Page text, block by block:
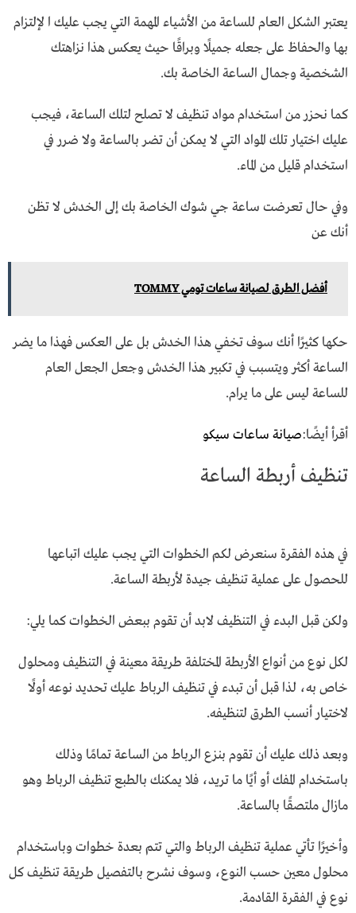
يعتبر الشكل العام للساعة من الأشياء المهمة التي يجب عليك ا لإلتزام
بها والحفاظ على جعله جميلًا وبراقًا حيث يعكس هذا نزاهتك
الشخصية وجمال الساعة الخاصة بك.
كما نحزر من استخدام مواد تنظيف لا تصلح لتلك الساعة، فيجب
عليك اختيار تلك المواد التي لا يمكن أن تضر بالساعة ولا ضرر في
استخدام قليل من الماء.
وفي حال تعرضت ساعة جي شوك الخاصة بك إلى الخدش لا تظن
أنك عن
أفضل الطرق لصيانة ساعات تومي TOMMY
حكها كثيرًا أنك سوف تخفي هذا الخدش بل على العكس فهذا ما يضر
الساعة أكثر ويتسبب في تكبير هذا الخدش وجعل الجعل العام
للساعة ليس على ما يرام.
أقرأ أيضًا:صيانة ساعات سيكو
تنظيف أربطة الساعة
في هذه الفقرة سنعرض لكم الخطوات التي يجب عليك اتباعها
للحصول على عملية تنظيف جيدة لأربطة الساعة.
ولكن قبل البدء في التنظيف لابد أن تقوم ببعض الخطوات كما يلي:
لكل نوع من أنواع الأربطة المختلفة طريقة معينة في التنظيف ومحلول
خاص به، لذا قبل أن تبدء في تنظيف الرباط عليك تحديد نوعه أولًا
لاختيار أنسب الطرق لتنظيفه.
وبعد ذلك عليك أن تقوم بنزع الرباط من الساعة تمامًا وذلك
باستخدام المفك أو أيًا ما تريد، فلا يمكنك بالطبع تنظيف الرباط وهو
مازال ملتصقًا بالساعة.
وأخيرًا تأتي عملية تنظيف الرباط والتي تتم بعدة خطوات وباستخدام
محلول معين حسب النوع، وسوف نشرح بالتفصيل طريقة تنظيف كل
نوع في الفقرة القادمة.